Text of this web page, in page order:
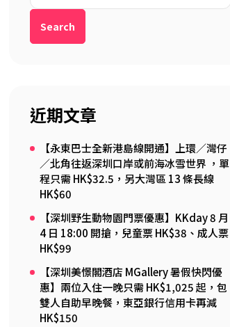
Search
近期文章
【永東巴士全新港島線開通】上環／灣仔
／北角往返深圳口岸或前海冰雪世界 ，單
程只需 HK$32.5，另大灣區 13 條長線
HK$60
【深圳野生動物園門票優惠】KKday 8 月
4 日 18:00 開搶，兒童票 HK$38、成人票
HK$99
【深圳美憬閣酒店 MGallery 暑假快閃優
惠】兩位入住一晚只需 HK$1,025 起，包
雙人自助早晚餐，東亞銀行信用卡再減
HK$150